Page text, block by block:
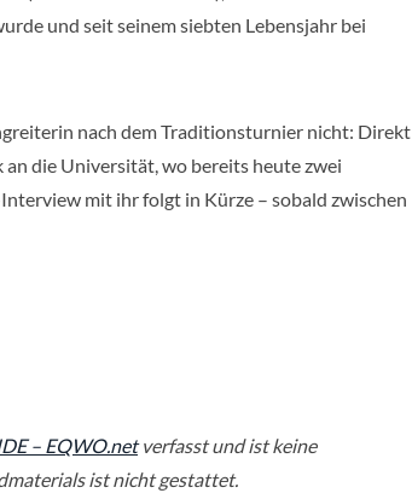
und seit seinem siebten Lebensjahr bei
nach dem Traditionsturnier nicht: Direkt
die Universität, wo bereits heute zwei
mit ihr folgt in Kürze – sobald zwischen
– EQWO.netverfasst und ist keine
ist nicht gestattet.